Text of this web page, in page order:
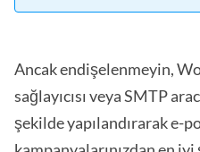
Ancak endişelenmeyin,
sağlayıcısı veya SMTP
şekilde yapılandırarak e-